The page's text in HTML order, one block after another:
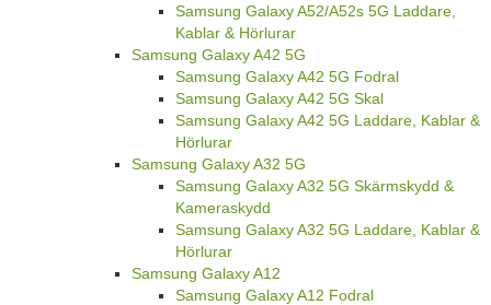
Samsung Galaxy A52/A52s 5G Laddare,
Kablar & Hörlurar
Samsung Galaxy A42 5G
Samsung Galaxy A42 5G Fodral
Samsung Galaxy A42 5G Skal
Samsung Galaxy A42 5G Laddare, Kablar &
Hörlurar
Samsung Galaxy A32 5G
Samsung Galaxy A32 5G Skärmskydd &
Kameraskydd
Samsung Galaxy A32 5G Laddare, Kablar &
Hörlurar
Samsung Galaxy A12
Samsung Galaxy A12 Fodral